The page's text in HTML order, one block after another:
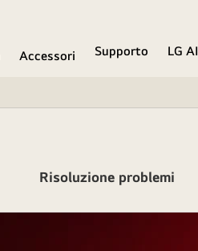
Accessori Supporto
LG AI
Risoluzione problemi